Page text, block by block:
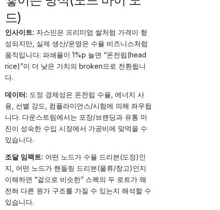
드)
인사이트: 자스민은 프리미엄 쌀처럼 가격이 형
성되지만, 실제 생산/운영은 수율 비즈니스처럼
움직입니다: 파쇄율이 1%p 늘면 “온전립(head
rice)”이 더 낮은 가치의 broken으로 전환됩니
다.
데이터: 도정 경제성은 온전립 수율, 에너지 사
용, 선별 강도, 컴플라이언스/시험에 의해 좌우됩
니다. 다운스트림에서는 포장/브랜딩과 유통 마
진이 성숙한 수입 시장에서 가공비에 맞먹을 수
있습니다.
조달 임팩트: 어떤 노드가 수율 드리븐(도정)인
지, 어떤 노드가 핸들링 드리븐(물류/창고)인지
이해하면 “겉으로 비슷한” 스펙의 두 로트가 왜
전혀 다른 원가 구조를 가질 수 있는지 해석할 수
있습니다.